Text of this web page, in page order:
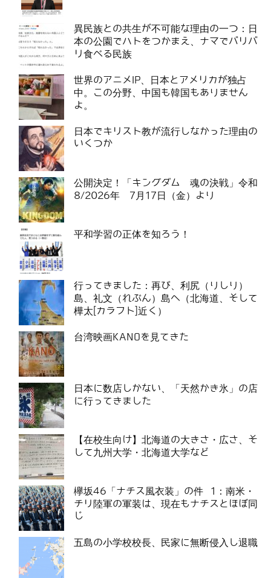
異民族との共生が不可能な理由の一つ：日
本の公園でハトをつかまえ、ナマでバリバ
リ食べる民族
世界のアニメIP、日本とアメリカが独占
中。この分野、中国も韓国もありません
よ。
日本でキリスト教が流行しなかった理由の
いくつか
公開決定！「キングダム 魂の決戦」令和
8/2026年 7月17日（金）より
平和学習の正体を知ろう！
行ってきました：再び、利尻（りしり）
島、礼文（れぶん）島へ（北海道、そして
樺太[カラフト]近く）
台湾映画KANOを見てきた
日本に数店しかない、「天然かき氷」の店
に行ってきました
【在校生向け】北海道の大きさ・広さ、そ
して九州大学・北海道大学など
欅坂46「ナチス風衣装」の件 1：南米・
チリ陸軍の軍装は、現在もナチスとほぼ同
じ
五島の小学校校長、民家に無断侵入し退職